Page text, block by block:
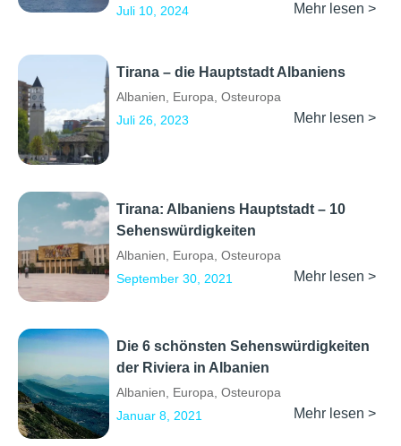
Juli 10, 2024
Mehr lesen >
Tirana – die Hauptstadt Albaniens
Albanien, Europa, Osteuropa
Juli 26, 2023
Mehr lesen >
Tirana: Albaniens Hauptstadt – 10
Sehenswürdigkeiten
Albanien, Europa, Osteuropa
September 30, 2021
Mehr lesen >
Die 6 schönsten Sehenswürdigkeiten
der Riviera in Albanien
Albanien, Europa, Osteuropa
Januar 8, 2021
Mehr lesen >